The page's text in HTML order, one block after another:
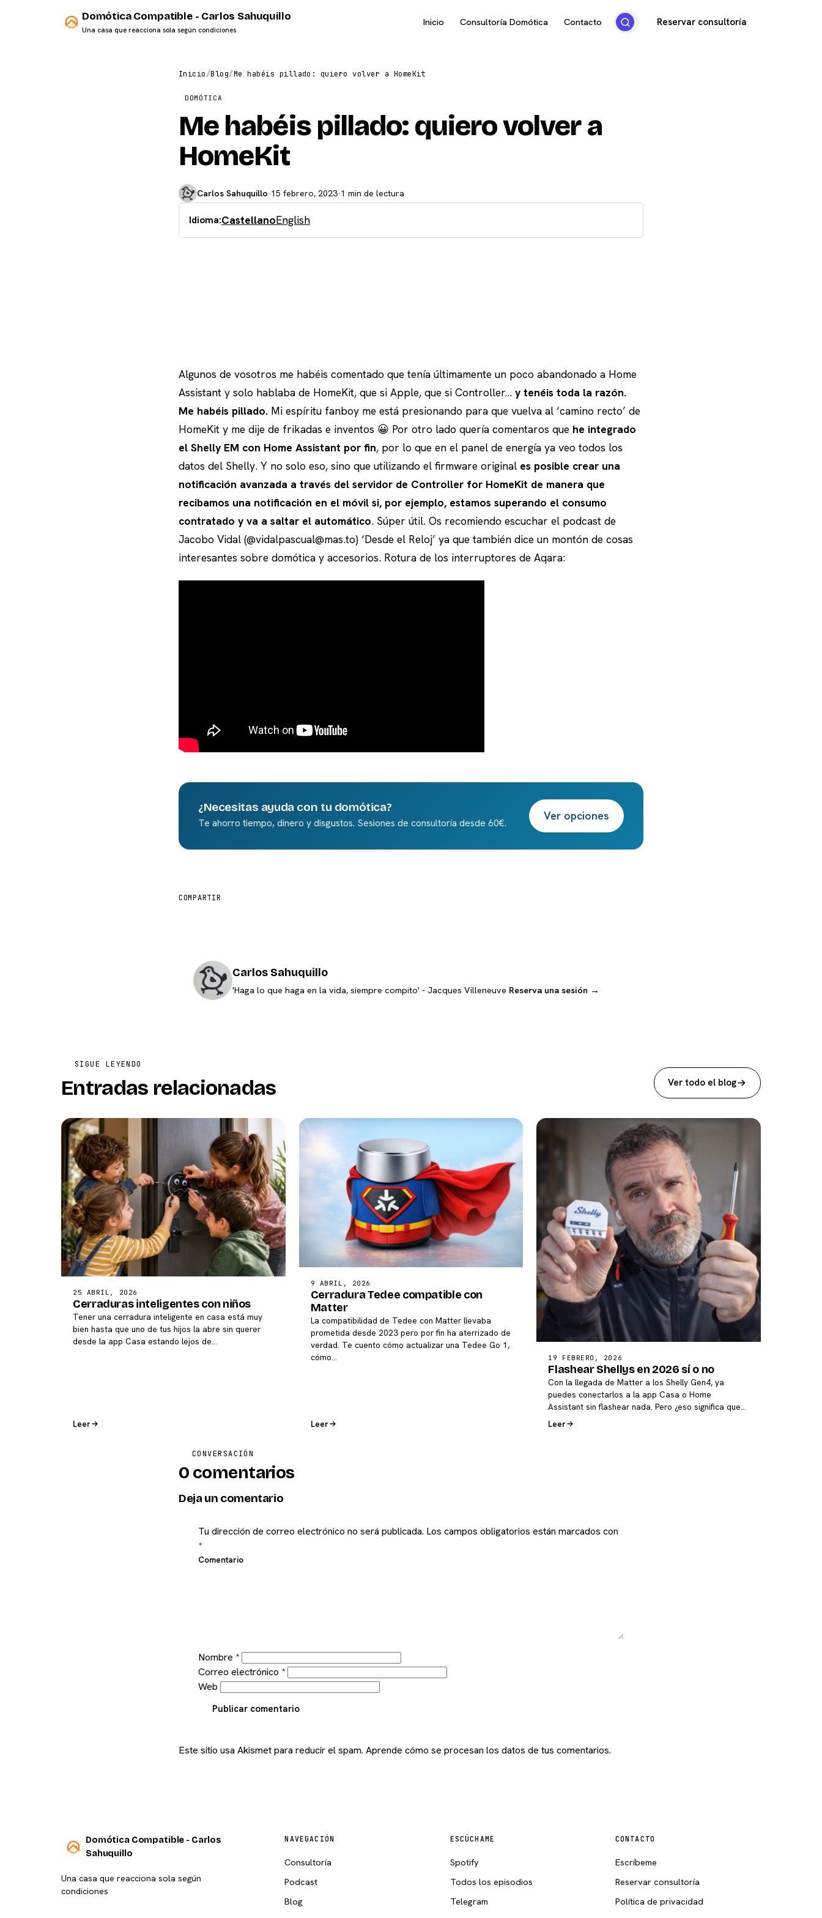
Domótica Compatible - Carlos Sahuquillo
Una casa que reacciona sola según condiciones
Inicio Consultoría Domótica Contacto Reservar consultoría
Inicio/Blog/Me habéis pillado: quiero volver a HomeKit
DOMÓTICA
Me habéis pillado: quiero volver a
HomeKit
Carlos Sahuquillo·15 febrero, 2023·1 min de lectura
Idioma:CastellanoEnglish
Algunos de vosotros me habéis comentado que tenía últimamente un poco abandonado a Home
Assistant y solo hablaba de HomeKit, que si Apple, que si Controller… y tenéis toda la razón.
Me habéis pillado. Mi espíritu fanboy me está presionando para que vuelva al ‘camino recto’ de
HomeKit y me dije de frikadas e inventos 😀 Por otro lado quería comentaros que he integrado
el Shelly EM con Home Assistant por fin, por lo que en el panel de energía ya veo todos los
datos del Shelly. Y no solo eso, sino que utilizando el firmware original es posible crear una
notificación avanzada a través del servidor de Controller for HomeKit de manera que
recibamos una notificación en el móvil si, por ejemplo, estamos superando el consumo
contratado y va a saltar el automático. Súper útil. Os recomiendo escuchar el podcast de
Jacobo Vidal (@vidalpascual@mas.to) ‘Desde el Reloj’ ya que también dice un montón de cosas
interesantes sobre domótica y accesorios. Rotura de los interruptores de Aqara:
¿Necesitas ayuda con tu domótica?
Te ahorro tiempo, dinero y disgustos. Sesiones de consultoría desde 60€. Ver opciones
COMPARTIR
Carlos Sahuquillo
'Haga lo que haga en la vida, siempre compito' - Jacques Villeneuve Reserva una sesión →
SIGUE LEYENDO
Entradas relacionadas Ver todo el blog
25 ABRIL, 2026
Cerraduras inteligentes con niños
Tener una cerradura inteligente en casa está muy
bien hasta que uno de tus hijos la abre sin querer
desde la app Casa estando lejos de…
Leer
9 ABRIL, 2026
Cerradura Tedee compatible con
Matter
La compatibilidad de Tedee con Matter llevaba
prometida desde 2023 pero por fin ha aterrizado de
verdad. Te cuento cómo actualizar una Tedee Go 1,
cómo…
Leer
19 FEBRERO, 2026
Flashear Shellys en 2026 sí o no
Con la llegada de Matter a los Shelly Gen4, ya
puedes conectarlos a la app Casa o Home
Assistant sin flashear nada. Pero ¿eso significa que…
Leer
CONVERSACIÓN
0 comentarios
Deja un comentario
Tu dirección de correo electrónico no será publicada. Los campos obligatorios están marcados con
*
Comentario
Nombre *
Correo electrónico *
Web
Publicar comentario
Este sitio usa Akismet para reducir el spam. Aprende cómo se procesan los datos de tus comentarios.
Domótica Compatible - Carlos
Sahuquillo
Una casa que reacciona sola según
condiciones
NAVEGACIÓN
Consultoría
Podcast
Blog
ESCÚCHAME
Spotify
Todos los episodios
Telegram
CONTACTO
Escríbeme
Reservar consultoría
Política de privacidad